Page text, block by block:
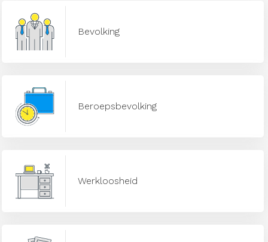
Bevolking
Beroepsbevolking
Werkloosheid